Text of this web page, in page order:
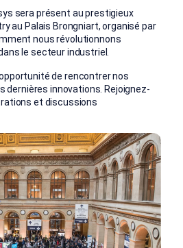
sera présent au prestigieux
au Palais Brongniart, organisé par
nous révolutionnons
le secteur industriel.
de rencontrer nos
dernières innovations. Rejoignez-
et discussions